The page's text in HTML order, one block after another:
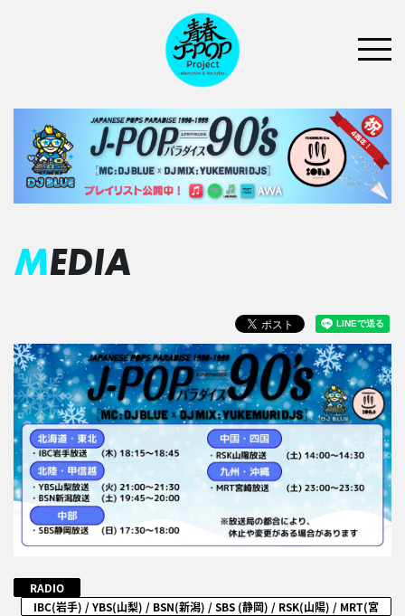
MEDIA
RADIO
IBC(岩手) / YBS(山梨) / BSN(新潟) / SBS (静岡) / RSK(山陽) / MRT(宮